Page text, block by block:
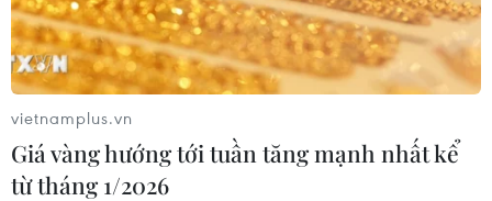
Hơn 100 người thiệt mạng trong mùa
mưa khốc liệt ở Ấn Độ
05/08/2026 09:39
Trung Quốc phóng thành công hai
vietnamplus.vn
Giá vàng hướng tới tuần tăng mạnh nhất kể
từ tháng 1/2026